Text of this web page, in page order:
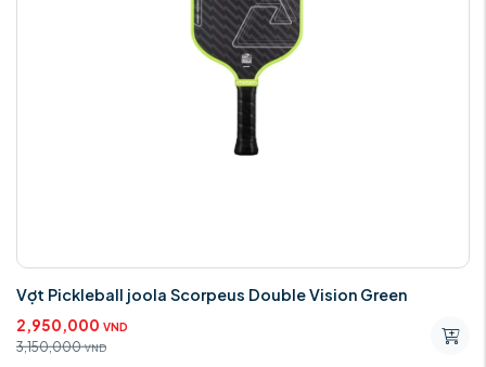
Vợt Pickleball joola Scorpeus Double Vision Green
2,950,000 VND
3,150,000 VND